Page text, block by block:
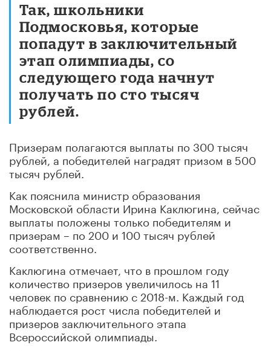
Так, школьники
Подмосковья, которые
попадут в заключительный
этап олимпиады, со
следующего года начнут
получать по сто тысяч
рублей.
Призерам полагаются выплаты по 300 тысяч
рублей, а победителей наградят призом в 500
тысяч рублей.
Как пояснила министр образования
Московской области Ирина Каклюгина, сейчас
выплаты положены только победителям и
призерам – по 200 и 100 тысяч рублей
соответственно.
Каклюгина отмечает, что в прошлом году
количество призеров увеличилось на 11
человек по сравнению с 2018-м. Каждый год
наблюдается рост числа победителей и
призеров заключительного этапа
Всероссийской олимпиады.